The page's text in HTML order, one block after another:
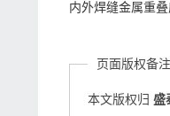
内外焊缝金属重
页面版权备注
本文版权归盛